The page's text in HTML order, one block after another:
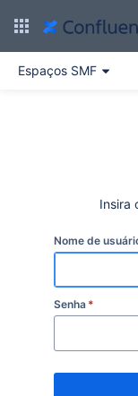
para
principal
Espaços SMF
Insira
Nome de
Senha *